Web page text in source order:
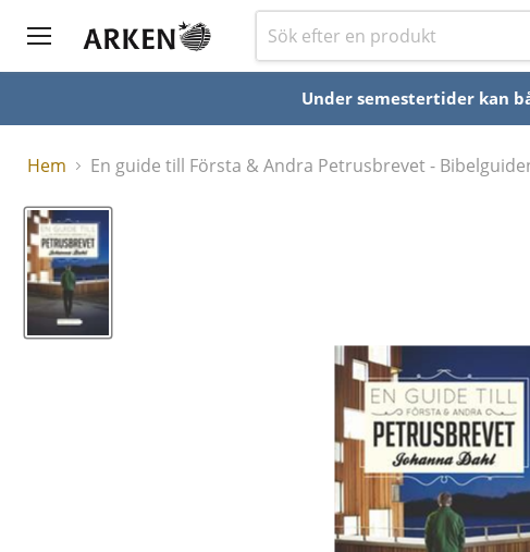
Under semestertider kan
Hem En guide till Första & Andra Petrusbrevet -